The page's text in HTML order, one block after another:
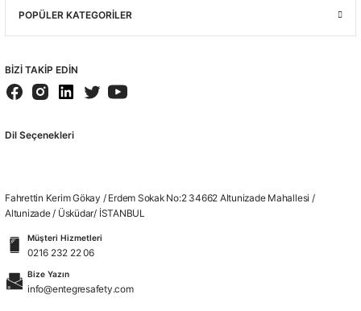
POPÜLER KATEGORİLER
BİZİ TAKİP EDİN
Dil Seçenekleri
Fahrettin Kerim Gökay / Erdem Sokak No:2 34662 Altunizade Mahallesi /
Altunizade / Üsküdar/ İSTANBUL
Müşteri Hizmetleri
0216 232 22 06
Bize Yazın
info@entegresafety.com